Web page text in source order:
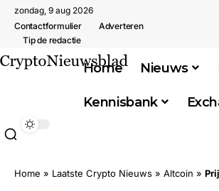
zondag, 9 aug 2026
Contactformulier
Adverteren
Tip de redactie
Home Nieuws
Kennisbank
Home » Laatste Crypto Nieuws » Altcoin » Prijs